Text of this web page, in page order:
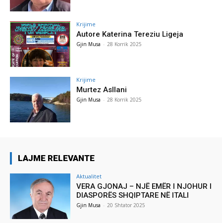
Krijime
Autore Katerina Tereziu Ligeja
Gjin Musa - 28 Korrik 2025
Krijime
Murtez Asllani
Gjin Musa - 28 Korrik 2025
LAJME RELEVANTE
Aktualitet
VERA GJONAJ – NJË EMËR I NJOHUR I
DIASPORËS SHQIPTARE NË ITALI
Gjin Musa - 20 Shtator 2025